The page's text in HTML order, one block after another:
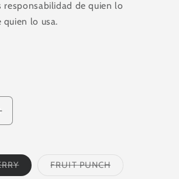
responsabilidad de quien lo
quien lo usa.
Variante
agotada
FRUIT PUNCHVariante